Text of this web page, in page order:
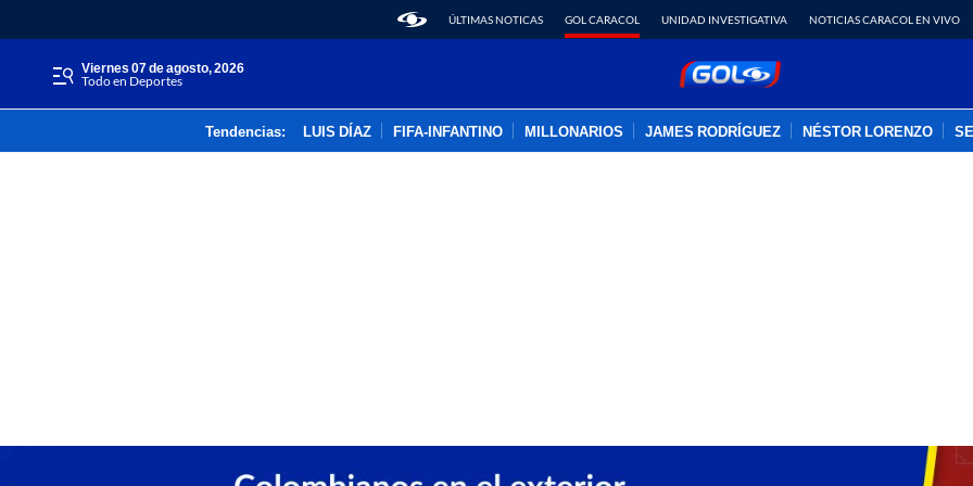
ÚLTIMAS NOTICAS GOL CARACOL UNIDAD INVESTIGATIVA NOTICIAS CARACOL EN VIVO
viernes 07 de agosto, 2026
Todo en Deportes
Tendencias: LUIS DÍAZ FIFA-INFANTINO MILLONARIOS JAMES RODRÍGUEZ NÉSTOR LORENZO